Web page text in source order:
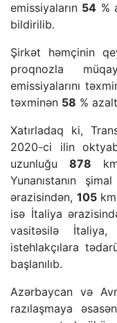
emissiyaların 54 %
bildirilib.
Şirkət həmçinin
proqnozla
emissiyalarını
təxminən 58 %
Xatırladaq ki,
2020-ci ilin
uzunluğu878
Yunanıstanın
ərazisindən, 105
isə İtaliya
vasitəsilə İtaliya,
istehlakçılara
başlanılıb.
Azərbaycan və
razılaşmaya